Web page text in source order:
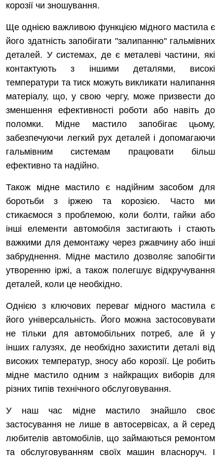
корозії чи зношування.
Ще однією важливою функцією мідного мастила є
його здатність запобігати "залипанню" гальмівних
деталей. У системах, де є металеві частини, які
контактують з іншими деталями, високі
температури та тиск можуть викликати налипання
матеріалу, що, у свою чергу, може призвести до
зменшення ефективності роботи або навіть до
поломки. Мідне мастило запобігає цьому,
забезпечуючи легкий рух деталей і допомагаючи
гальмівним системам працювати більш
ефективно та надійно.
Також мідне мастило є надійним засобом для
боротьби з іржею та корозією. Часто ми
стикаємося з проблемою, коли болти, гайки або
інші елементи автомобіля застигають і стають
важкими для демонтажу через ржавчину або інші
забруднення. Мідне мастило дозволяє запобігти
утворенню іржі, а також полегшує відкручування
деталей, коли це необхідно.
Однією з ключових переваг мідного мастила є
його універсальність. Його можна застосовувати
не тільки для автомобільних потреб, але й у
інших галузях, де необхідно захистити деталі від
високих температур, зносу або корозії. Це робить
мідне мастило одним з найкращих виборів для
різних типів технічного обслуговування.
У наш час мідне мастило знайшло своє
застосування не лише в автосервісах, а й серед
любителів автомобілів, що займаються ремонтом
та обслуговуванням своїх машин власноруч. І